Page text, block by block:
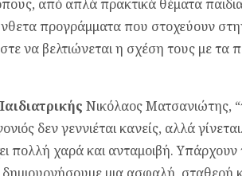
από απλά πρακτικά θέματα
προγράμματα που στοχεύουν
να βελτιώνεται η σχέση τους με τα
Νικόλαος Ματσανιώτης,
δεν γεννιέται κανείς, αλλά
πολλή χαρά και ανταμοιβή.